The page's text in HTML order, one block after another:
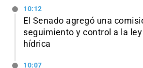
10:12
El Senado agregó una
seguimiento y control a la
hídrica
10:07